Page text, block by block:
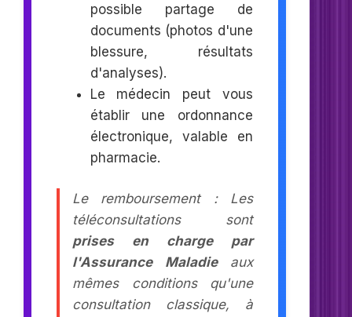
possible partage de
documents (photos d'une
blessure, résultats
d'analyses).
Le médecin peut vous
établir une ordonnance
électronique, valable en
pharmacie.
Le remboursement : Les
téléconsultations sont
prises en charge par
l'Assurance Maladieaux
mêmes conditions qu'une
consultation classique, à